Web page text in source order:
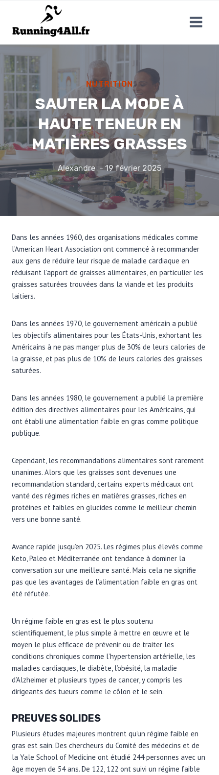
contenu
NUTRITION
SAUTER LA MODE À
HAUTE TENEUR EN
MATIÈRES GRASSES
Alexandre 19 février 2025
Dans les années 1960, des organisations médicales comme
l’American Heart Association ont commencé à recommander
aux gens de réduire leur risque de maladie cardiaque en
réduisant l’apport de graisses alimentaires, en particulier les
graisses saturées trouvées dans la viande et les produits
laitiers.
Dans les années 1970, le gouvernement américain a publié
les objectifs alimentaires pour les États-Unis, exhortant les
Américains à ne pas manger plus de 30% de leurs calories de
la graisse, et pas plus de 10% de leurs calories des graisses
saturées.
Dans les années 1980, le gouvernement a publié la première
édition des directives alimentaires pour les Américains, qui
ont établi une alimentation faible en gras comme politique
publique.
Cependant, les recommandations alimentaires sont rarement
unanimes. Alors que les graisses sont devenues une
recommandation standard, certains experts médicaux ont
vanté des régimes riches en matières grasses, riches en
protéines et faibles en glucides comme le meilleur chemin
vers une bonne santé.
Avance rapide jusqu’en 2025. Les régimes plus élevés comme
Keto, Paleo et Méditerranée ont tendance à dominer la
conversation sur une meilleure santé. Mais cela ne signifie
pas que les avantages de l’alimentation faible en gras ont
été réfutée.
Un régime faible en gras est le plus soutenu
scientifiquement, le plus simple à mettre en œuvre et le
moyen le plus efficace de prévenir ou de traiter les
conditions chroniques comme l’hypertension artérielle, les
maladies cardiaques, le diabète, l’obésité, la maladie
d’Alzheimer et plusieurs types de cancer, y compris les
dirigeants des tueurs comme le côlon et le sein.
PREUVES SOLIDES
Plusieurs études majeures montrent qu’un régime faible en
gras est sain. Des chercheurs du Comité des médecins et de
la Yale School of Medicine ont étudié 244 personnes avec un
âge moyen de 54 ans. De 122, 122 ont suivi un régime faible